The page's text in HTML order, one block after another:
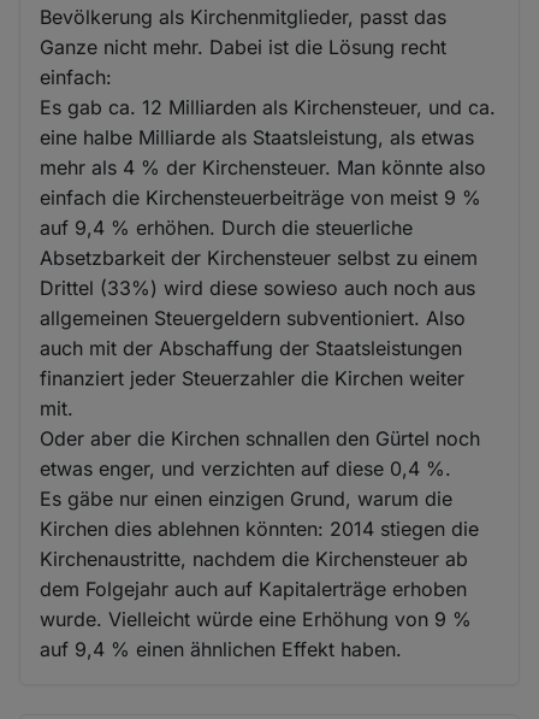
Bevölkerung als Kirchenmitglieder, passt das
Ganze nicht mehr. Dabei ist die Lösung recht
einfach:
Es gab ca. 12 Milliarden als Kirchensteuer, und ca.
eine halbe Milliarde als Staatsleistung, als etwas
mehr als 4 % der Kirchensteuer. Man könnte also
einfach die Kirchensteuerbeiträge von meist 9 %
auf 9,4 % erhöhen. Durch die steuerliche
Absetzbarkeit der Kirchensteuer selbst zu einem
Drittel (33%) wird diese sowieso auch noch aus
allgemeinen Steuergeldern subventioniert. Also
auch mit der Abschaffung der Staatsleistungen
finanziert jeder Steuerzahler die Kirchen weiter
mit.
Oder aber die Kirchen schnallen den Gürtel noch
etwas enger, und verzichten auf diese 0,4 %.
Es gäbe nur einen einzigen Grund, warum die
Kirchen dies ablehnen könnten: 2014 stiegen die
Kirchenaustritte, nachdem die Kirchensteuer ab
dem Folgejahr auch auf Kapitalerträge erhoben
wurde. Vielleicht würde eine Erhöhung von 9 %
auf 9,4 % einen ähnlichen Effekt haben.